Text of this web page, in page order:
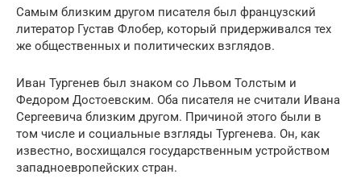
Самым близким другом писателя был французский
литератор Густав Флобер, который придерживался тех
же общественных и политических взглядов.
Иван Тургенев был знаком со Львом Толстым и
Федором Достоевским. Оба писателя не считали Ивана
Сергеевича близким другом. Причиной этого были в
том числе и социальные взгляды Тургенева. Он, как
известно, восхищался государственным устройством
западноевропейских стран.